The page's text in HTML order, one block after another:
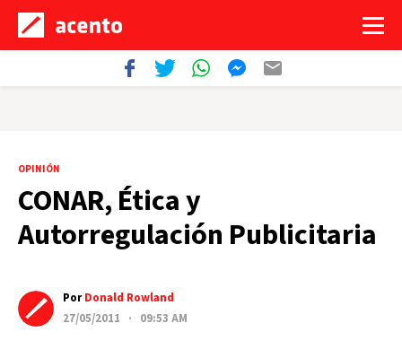
OPINIÓN
CONAR, Ética y
Autorregulación Publicitaria
PorDonald Rowland
27/05/2011 · 09:53 AM